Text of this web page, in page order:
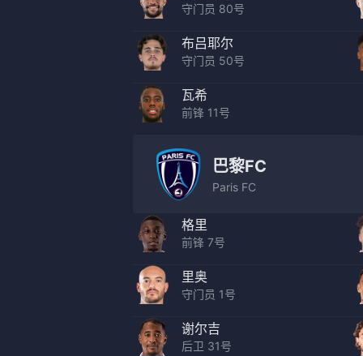
守门员 80号
布吕耶尔
守门员 50号
瓦希
前锋 11号
巴黎FC
Paris FC
格里
前锋 7号
里奥
守门员 1号
谢尔吉
后卫 31号